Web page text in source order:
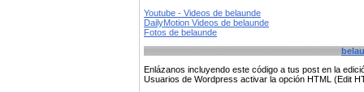
Youtube - Videos de belaunde
DailyMotion Videos de belaunde
Fotos de belaunde
Enlázanos incluyendo este código a tus post en la
Usuarios de Wordpress activar la opción HTML (Edit